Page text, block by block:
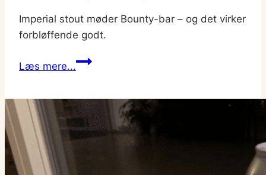
Imperial stout møder Bounty-bar – og det virker
forbløffende godt.
Læs mere...Black
Stout
fra
Svendborgsund